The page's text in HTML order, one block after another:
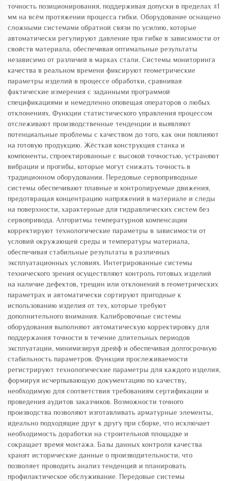
точность позиционирования, поддерживая допуски в пределах ±1
мм на всём протяжении процесса гибки. Оборудование оснащено
сложными системами обратной связи по усилию, которые
автоматически регулируют давление при гибке в зависимости от
свойств материала, обеспечивая оптимальные результаты
независимо от различий в марках стали. Системы мониторинга
качества в реальном времени фиксируют геометрические
параметры изделий в процессе обработки, сравнивая
фактические измерения с заданными программой
спецификациями и немедленно оповещая операторов о любых
отклонениях. Функции статистического управления процессом
отслеживают производственные тенденции и выявляют
потенциальные проблемы с качеством до того, как они повлияют
на готовую продукцию. Жёсткая конструкция станка и
компоненты, спроектированные с высокой точностью, устраняют
вибрации и прогибы, которые могут снижать точность в
традиционном оборудовании. Передовые сервоприводные
системы обеспечивают плавные и контролируемые движения,
предотвращая концентрацию напряжений в материале и следы
на поверхности, характерные для гидравлических систем без
сервопривода. Алгоритмы температурной компенсации
корректируют технологические параметры в зависимости от
условий окружающей среды и температуры материала,
обеспечивая стабильные результаты в различных
эксплуатационных условиях. Интегрированные системы
технического зрения осуществляют контроль готовых изделий
на наличие дефектов, трещин или отклонений в геометрических
параметрах и автоматически сортируют пригодные к
использованию изделия от тех, которые требуют
дополнительного внимания. Калибровочные системы
оборудования выполняют автоматическую корректировку для
поддержания точности в течение длительных периодов
эксплуатации, минимизируя дрейф и обеспечивая долгосрочную
стабильность параметров. Функции прослеживаемости
регистрируют технологические параметры для каждого изделия,
формируя исчерпывающую документацию по качеству,
необходимую для соответствия требованиям сертификации и
проведения аудитов заказчиков. Возможности точного
производства позволяют изготавливать арматурные элементы,
идеально подходящие друг к другу при сборке, что исключает
необходимость доработки на строительной площадке и
сокращает время монтажа. Базы данных контроля качества
хранят исторические данные о производительности, что
позволяет проводить анализ тенденций и планировать
профилактическое обслуживание. Передовые системы